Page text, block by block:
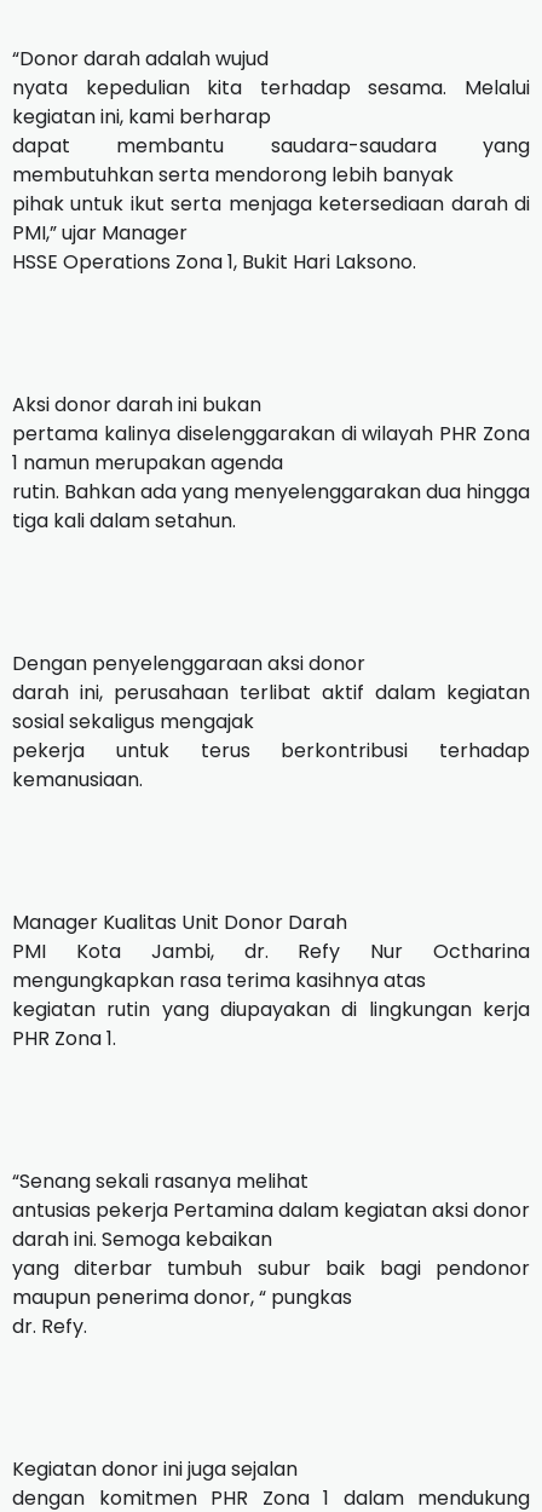
“Donor darah adalah wujud
nyata kepedulian kita terhadap sesama. Melalui
kegiatan ini, kami berharap
dapat membantu saudara-saudara yang
membutuhkan serta mendorong lebih banyak
pihak untuk ikut serta menjaga ketersediaan darah di
PMI,” ujar Manager
HSSE Operations Zona 1, Bukit Hari Laksono.
Aksi donor darah ini bukan
pertama kalinya diselenggarakan di wilayah PHR Zona
1 namun merupakan agenda
rutin. Bahkan ada yang menyelenggarakan dua hingga
tiga kali dalam setahun.
Dengan penyelenggaraan aksi donor
darah ini, perusahaan terlibat aktif dalam kegiatan
sosial sekaligus mengajak
pekerja untuk terus berkontribusi terhadap
kemanusiaan.
Manager Kualitas Unit Donor Darah
PMI Kota Jambi, dr. Refy Nur Octharina
mengungkapkan rasa terima kasihnya atas
kegiatan rutin yang diupayakan di lingkungan kerja
PHR Zona 1.
“Senang sekali rasanya melihat
antusias pekerja Pertamina dalam kegiatan aksi donor
darah ini. Semoga kebaikan
yang diterbar tumbuh subur baik bagi pendonor
maupun penerima donor, “ pungkas
dr. Refy.
Kegiatan donor ini juga sejalan
dengan komitmen PHR Zona 1 dalam mendukung